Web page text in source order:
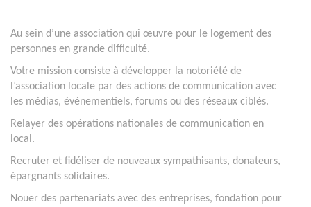
Au sein d’une association qui œuvre pour le logement des
personnes en grande difficulté.
Votre mission consiste à développer la notoriété de
l’association locale par des actions de communication avec
les médias, événementiels, forums ou des réseaux ciblés.
Relayer des opérations nationales de communication en
local.
Recruter et fidéliser de nouveaux sympathisants, donateurs,
épargnants solidaires.
Nouer des partenariats avec des entreprises, fondation pour